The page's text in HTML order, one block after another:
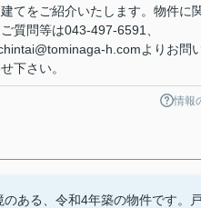
建てをご紹介いたします。物件に
質問等は043-497-6591、
h.comよりお問
下さい。
情報
ある、令和4年築の物件です。